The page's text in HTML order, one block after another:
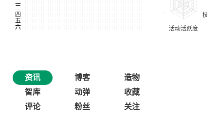
资讯 博客
造物
智库
动弹
收藏
评论
粉丝 关注